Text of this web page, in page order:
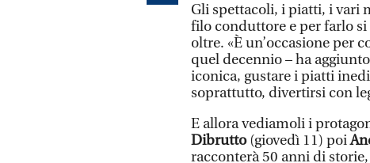
Gli spettacoli, i piatti, i vari
filo conduttore e per farlo si
oltre. «È un’occasione per
quel decennio – ha
iconica, gustare i piatti
soprattutto, divertirsi con
E allora vediamoli i
Dibrutto(giovedì 11) poi
racconterà 50 anni di